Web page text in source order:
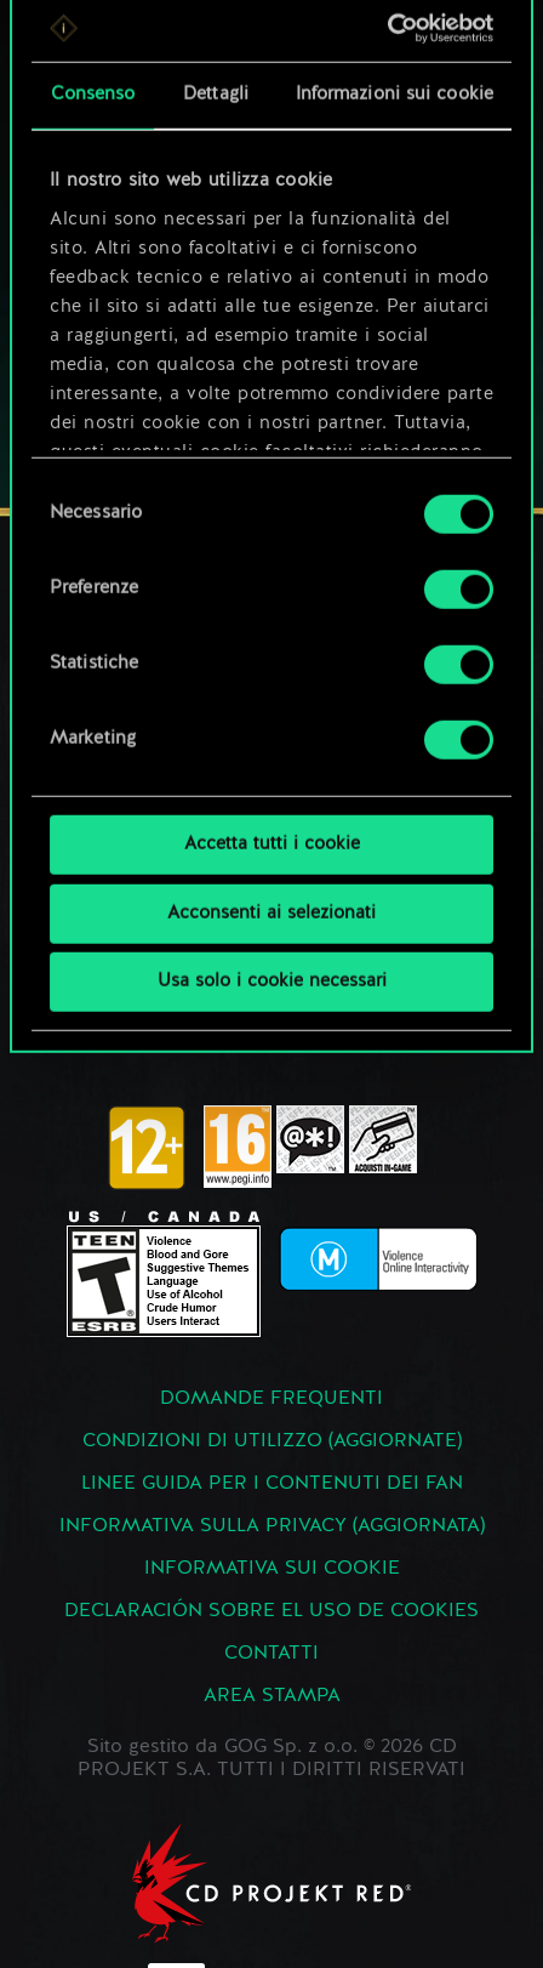
Consenso Dettagli Informazioni sui cookie
Il nostro sito web utilizza cookie
Alcuni sono necessari per la funzionalità del
sito. Altri sono facoltativi e ci forniscono
feedback tecnico e relativo ai contenuti in modo
che il sito si adatti alle tue esigenze. Per aiutarci
a raggiungerti, ad esempio tramite i social
media, con qualcosa che potresti trovare
interessante, a volte potremmo condividere parte
dei nostri cookie con i nostri partner. Tuttavia,
questi eventuali cookie facoltativi richiederanno
Tutti i dettagli su come utilizziamo i cookie e su
disponibili nel menu "Impostazioni" qui sotto.
delNecessario
Preferenze
Statistiche
Marketing
Accetta tutti i cookie
Acconsenti ai selezionati
Usa solo i cookie necessari
CHE NE DICI DI UNA PARTITA A GWENT?
GIOCA GRATIS
SU PC
Questo titolo offre acquisti all'interno del gioco.
GIOCA ANCHE SU
DOMANDE FREQUENTI
CONDIZIONI DI UTILIZZO (AGGIORNATE)
LINEE GUIDA PER I CONTENUTI DEI FAN
INFORMATIVA SULLA PRIVACY (AGGIORNATA)
INFORMATIVA SUI COOKIE
DECLARACIÓN SOBRE EL USO DE COOKIES
CONTATTI
AREA STAMPA
Sito gestito da GOG Sp. z o.o. © 2026 CD
PROJEKT S.A. TUTTI I DIRITTI RISERVATI